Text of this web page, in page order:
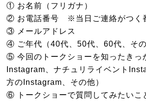
① お名前（フリガナ）
② お電話番号 ※当日ご連絡がつく
③ メールアドレス
④ ご年代（40代、50代、60代、その
⑤ 今回のトークショーを知ったきっ
Instagram、ナチュリライベント
方のInstagram、その他）
⑥ トークショーで質問してみたいこ